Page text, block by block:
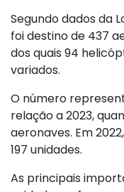
Segundo dados da
foi destino de 437
dos quais 94
variados.
O número
relação a 2023,
aeronaves. Em
197 unidades.
As principais